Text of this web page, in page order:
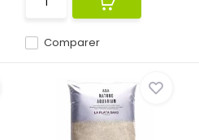
Comparer